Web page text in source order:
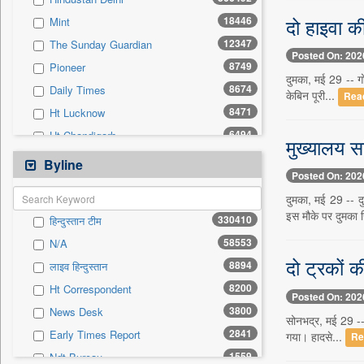
Sec 0
Solicitation 0
Mint 18446
The Sunday Guardian 12347
Pioneer 8749
Daily Times 8674
Ht Lucknow 8471
Ht Chandigarh 6494
Siasat Daily
Ht Mumbai 3114
Early Times
Herald Goa 2884
Daily News Sri Lanka 1929
Kashmir Images 1873
Ekantipur.com 1766
The New Nation 1714
Daily Mirror Sri Lanka 1643
Byline
हिन्दुस्तान टीम 330410
N/A 58553
लाइव हिन्दुस्तान 8894
Ht Correspondent 8200
News Desk 3800
Early Times Report 2841
Ndt Bureau 1559
दो
Posted On:
दुमका, मई 29 --
केबिन पूरी...
मुख्यालय
Posted On:
दुमका, मई 29 --
इस मौके पर दुमका
दो ट्रकों
Posted On:
सोनभद्र, मई 29
गया। हादसे...